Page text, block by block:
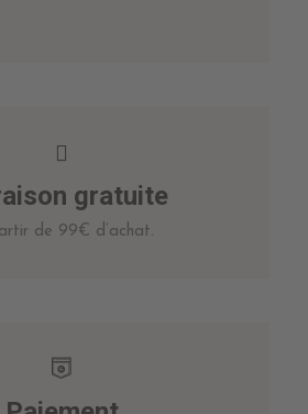
gratuite
de 99€ d’achat.